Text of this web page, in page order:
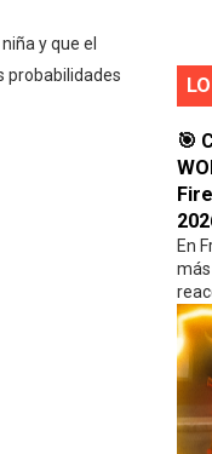
LAS MEJORES
NECESITAS EN
Y
ESPACIO EN TU
en Free Fire para
y que el
probabilidades
🎯
En